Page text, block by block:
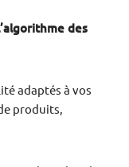
des
adaptés à vos
produits,